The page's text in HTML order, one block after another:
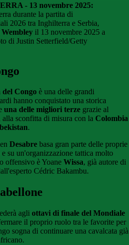
- 13 novembre 2025:
durante la partita di
2026 tra Inghilterra e Serbia,
il 13 novembre 2025 a
di Justin Setterfield/Getty
del Congo è una delle grandi
hanno conquistato una storica
una delle migliori terze grazie al
alla sconfitta di misura con la Colombia
.
Desabre basa gran parte delle proprie
su un'organizzazione tattica molto
offensivo è Yoane Wissa, già autore di
Cédric Bakambu.
agli ottavi di finale del Mondiale
il proprio ruolo tra le favorite per
sogna di continuare una cavalcata già